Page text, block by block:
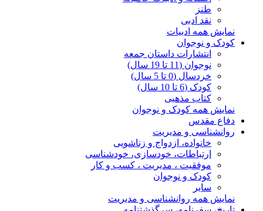
طنز
نقد ادبی
نمایش همه ادبیات
کودک و نوجوان
انتشارات داستان جمعه
نوجوان (11 تا 19 سال)
خردسال (0 تا 5 سال)
کودک (6 تا 10 سال)
کتاب مذهبی
نمایش همه کودک و نوجوان
دفاع مقدس
روانشناسی و مدیریت
خانواده، ازدواج و زناشویی
ارتباطات، خودسازی، خودشناسی
موفقیت ، مدیریت ، کسب و کار
کودک و نوجوان
سایر
نمایش همه روانشناسی و مدیریت